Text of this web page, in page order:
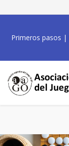
Primeros pasos |